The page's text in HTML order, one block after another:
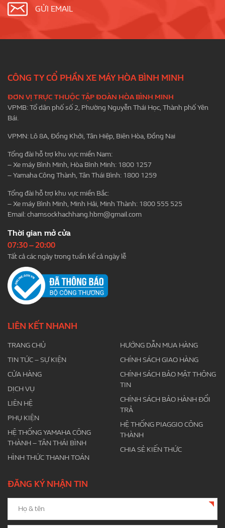
GỬI EMAIL
CÔNG TY CỔ PHẦN XE MÁY HÒA BÌNH MINH
ĐƠN VỊ TRỰC THUỘC TẬP ĐOÀN HÒA BÌNH MINH
VPMB: Tổ dân phố số 2, Phường Nguyễn Thái Học, Thành phố Yên
Bái.
VPMN: Lô 8A, Đồng Khởi, Tân Hiệp, Biên Hòa, Đồng Nai
Tổng đài hỗ trợ khu vực miền Nam:
– Xe máy Bình Minh, Hòa Bình Minh: 1800 1257
– Yamaha Công Thành, Tân Thái Bình: 1800 1259
Tổng đài hỗ trợ khu vực miền Bắc:
– Xe máy Bình Minh, Minh Hải, Minh Thành: 1800 555 525
Email:chamsockhachhang.hbm@gmail.com
Thời gian mở cửa
07:30 – 20:00
Tất cả các ngày trong tuần kể cả ngày lễ
LIÊN KẾT NHANH
TRANG CHỦ
TIN TỨC – SỰ KIỆN
CỬA HÀNG
DỊCH VỤ
LIÊN HỆ
PHỤ KIỆN
HỆ THỐNG YAMAHA CÔNG
THÀNH – TÂN THÁI BÌNH
HÌNH THỨC THANH TOÁN
HƯỚNG DẪN MUA HÀNG
CHÍNH SÁCH GIAO HÀNG
CHÍNH SÁCH BẢO MẬT THÔNG
TIN
CHÍNH SÁCH BẢO HÀNH ĐỔI
TRẢ
HỆ THỐNG PIAGGIO CÔNG
THÀNH
CHIA SẺ KIẾN THỨC
ĐĂNG KÝ NHẬN TIN